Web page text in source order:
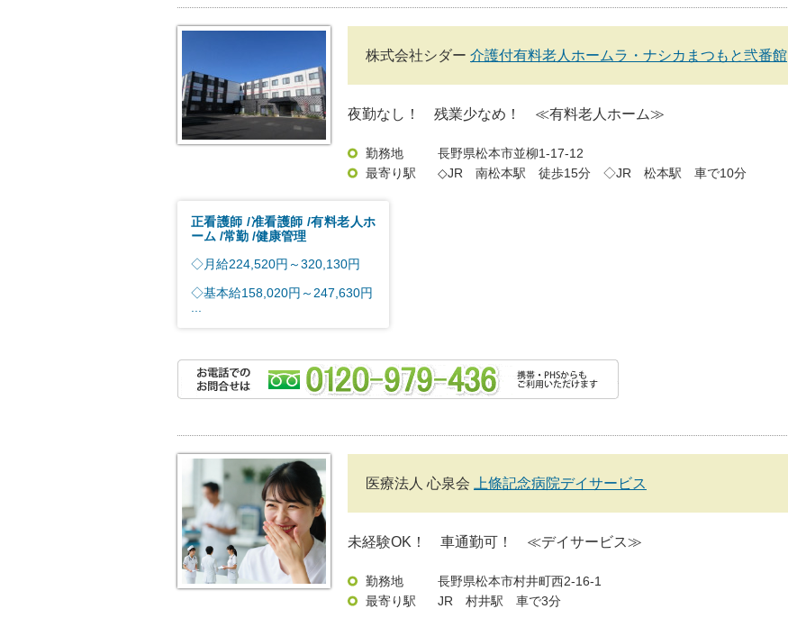
株式会社シダー 介護付有料老人ホームラ・ナシカまつもと弐番館
夜勤なし！ 残業少なめ！ ≪有料老人ホーム≫
勤務地
長野県松本市並柳1-17-12
最寄り駅
◇JR 南松本駅 徒歩15分 ◇JR 松本駅 車で10分
正看護師 准看護師 有料老人ホ
ーム 常勤 健康管理
◇月給224,520円～320,130円
◇基本給158,020円～247,630円
医療法人 心泉会 上條記念病院デイサービス
未経験OK！ 車通勤可！ ≪デイサービス≫
勤務地
長野県松本市村井町西2-16-1
最寄り駅
JR 村井駅 車で3分